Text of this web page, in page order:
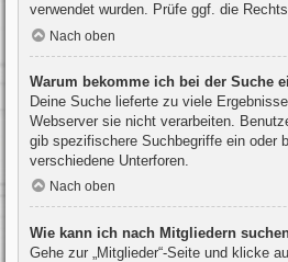
verwendet wurden. Prüfe ggf. die
Nach oben
Warum bekomme ich bei der Suche
Deine Suche lieferte zu viele
Webserver sie nicht verarbeiten.
gib spezifischere Suchbegriffe ein oder
verschiedene Unterforen.
Nach oben
Wie kann ich nach Mitgliedern
Gehe zur „Mitglieder“-Seite und klicke